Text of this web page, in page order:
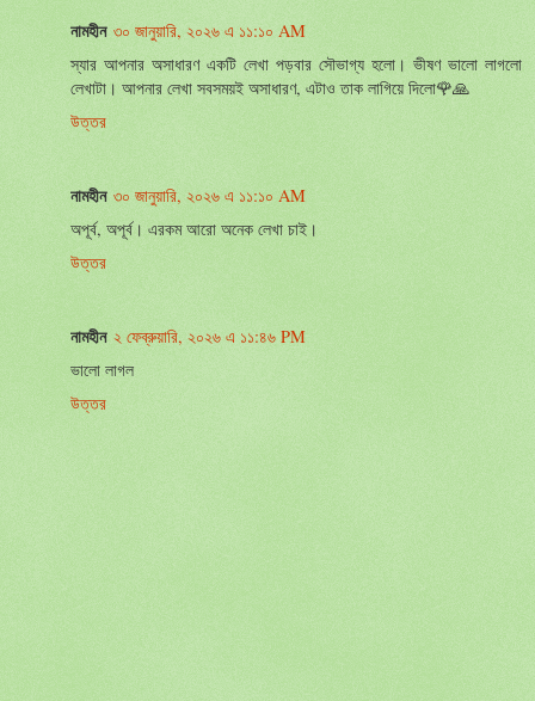
নামহীন ৩০ জানুয়ারি, ২০২৬ এ ১১:১০ AM
স্যার আপনার অসাধারণ একটি লেখা পড়বার সৌভাগ্য হলো। ভীষণ ভালো লাগলো
লেখাটা। আপনার লেখা সবসময়ই অসাধারণ, এটাও তাক লাগিয়ে দিলো🌹🙏
উত্তর
নামহীন ৩০ জানুয়ারি, ২০২৬ এ ১১:১০ AM
অপূর্ব, অপূর্ব। এরকম আরো অনেক লেখা চাই।
উত্তর
নামহীন ২ ফেব্রুয়ারি, ২০২৬ এ ১১:৪৬ PM
ভালো লাগল
উত্তর